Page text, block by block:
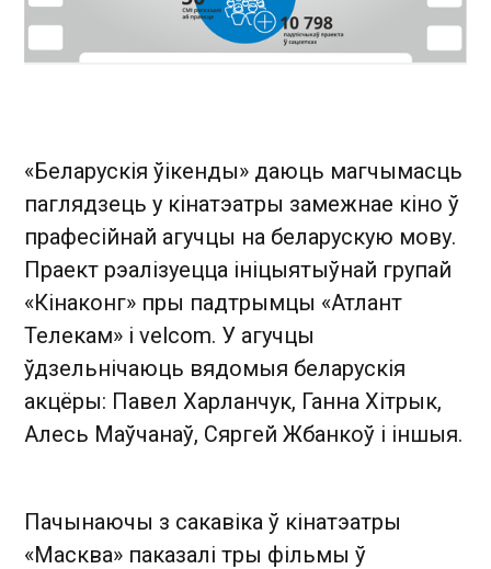
«Беларускія ўікенды» даюць магчымасць
паглядзець у кінатэатры замежнае кіно ў
прафесійнай агучцы на беларускую мову.
Праект рэалізуецца ініцыятыўнай групай
«Кінаконг» пры падтрымцы «Атлант
Телекам» і velcom. У агучцы
ўдзельнічаюць вядомыя беларускія
акцёры: Павел Харланчук, Ганна Хітрык,
Алесь Маўчанаў, Сяргей Жбанкоў і іншыя.
Пачынаючы з сакавіка ў кінатэатры
«Масква» паказалі тры фільмы ў